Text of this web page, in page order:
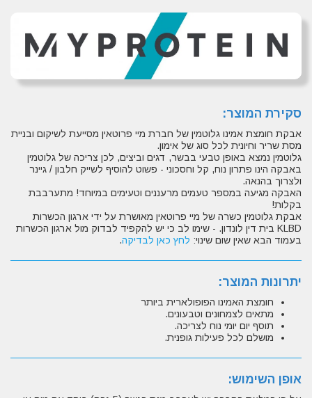
סקירת המוצר:
אבקת חומצת אמינו גלוטמין של חברת מיי פרוטאין מסייעת לשיקום ובניית
מסת שריר וחיונית לכל סוג של אימון.
גלוטמין נמצא באופן טבעי בבשר, דגים וביצים, לכן צריכה של גלוטמין
באבקה הינו פתרון נוח, קל וחסכוני - פשוט להוסיף לשייק חלבון / גיינר
ולצרוך בהנאה.
האבקה מגיעה במספר טעמים מרעננים וטעימים במיוחד! מתערבבת
בקלות!
אבקת גלוטמין כשרה של מיי פרוטאין מאושרת על ידי ארגון הכשרות
KLBD בית דין לונדון. - שימו לב כי יש להקפיד לבדוק מול ארגון הכשרות
בעמוד הבא שאין שום שינוי: לחץ כאן לבדיקה.
יתרונות המוצר:
חומצת האמינו הפופולארית ביותר
מתאים לצמחונים וטבעונים.
תוסף יום יומי נוח לצריכה.
מושלם לכל פעילות גופנית.
אופן השימוש: